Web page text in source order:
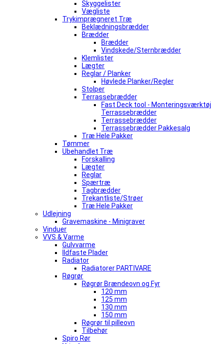
Skyggelister
Vægliste
Trykimprægneret Træ
Beklædningsbrædder
Brædder
Brædder
Vindskede/Sternbrædder
Klemlister
Lægter
Reglar / Planker
Høvlede Planker/Regler
Stolper
Terrassebrædder
Fast Deck tool - Monteringsværktøj
Terrassebrædder
Terrassebrædder
Terrassebrædder Pakkesalg
Træ Hele Pakker
Tømmer
Ubehandlet Træ
Forskalling
Lægter
Reglar
Spærtræ
Tagbrædder
Trekantliste/Strøer
Træ Hele Pakker
Udlejning
Gravemaskine - Minigraver
Vinduer
VVS & Varme
Gulvvarme
Ildfaste Plader
Radiator
Radiatorer PARTIVARE
Røgrør
Røgrør Brændeovn og Fyr
120 mm
125 mm
130 mm
150 mm
Røgrør til pilleovn
Tilbehør
Spiro Rør